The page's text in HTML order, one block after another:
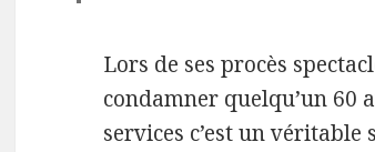
Lors de ses procès
condamner quelqu’un 60
services c’est un véritable